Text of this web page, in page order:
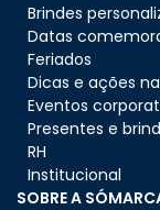
Brindes
Datas
Feriados
Dicas e ações
Eventos
Presentes e
RH
Institucional
SOBRE A